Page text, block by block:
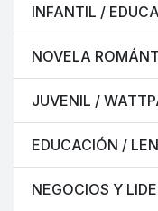
INFANTIL /
NOVELA
JUVENIL /
EDUCACIÓN /
NEGOCIOS Y